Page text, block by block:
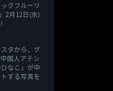
クフルーリ
2月12日(水)
スタから、グ
国人アテン
なこ」が中
する写真を